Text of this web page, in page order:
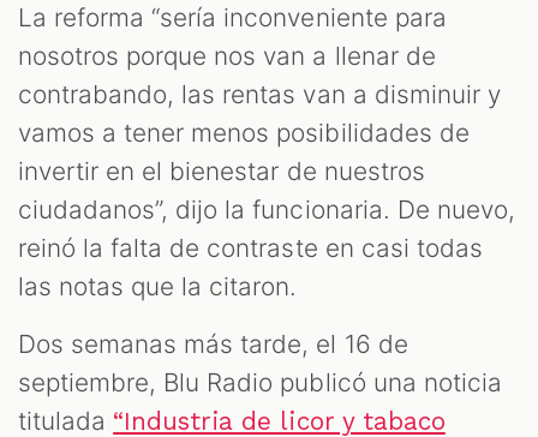
La reforma “sería inconveniente para
nosotros porque nos van a llenar de
contrabando, las rentas van a disminuir y
vamos a tener menos posibilidades de
invertir en el bienestar de nuestros
ciudadanos”, dijo la funcionaria. De nuevo,
reinó la falta de contraste en casi todas
las notas que la citaron.
Dos semanas más tarde, el 16 de
septiembre, Blu Radio publicó una noticia
titulada “Industria de licor y tabaco